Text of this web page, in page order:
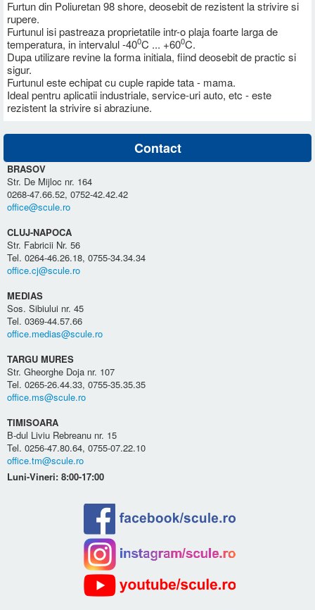
Furtun din Poliuretan 98 shore, deosebit de rezistent la strivire si
rupere.
Furtunul isi pastreaza proprietatile intr-o plaja foarte larga de
temperatura, in intervalul -400C ... +600C.
Dupa utilizare revine la forma initiala, fiind deosebit de practic si
sigur.
Furtunul este echipat cu cuple rapide tata - mama.
Ideal pentru aplicatii industriale, service-uri auto, etc - este
rezistent la strivire si abraziune.
Contact
BRASOV
Str. De Mijloc nr. 164
0268-47.66.52, 0752-42.42.42
office@scule.ro
CLUJ-NAPOCA
Str. Fabricii Nr. 56
Tel. 0264-46.26.18, 0755-34.34.34
office.cj@scule.ro
MEDIAS
Sos. Sibiului nr. 45
Tel. 0369-44.57.66
office.medias@scule.ro
TARGU MURES
Str. Gheorghe Doja nr. 107
Tel. 0265-26.44.33, 0755-35.35.35
office.ms@scule.ro
TIMISOARA
B-dul Liviu Rebreanu nr. 15
Tel. 0256-47.80.64, 0755-07.22.10
office.tm@scule.ro
Luni-Vineri: 8:00-17:00